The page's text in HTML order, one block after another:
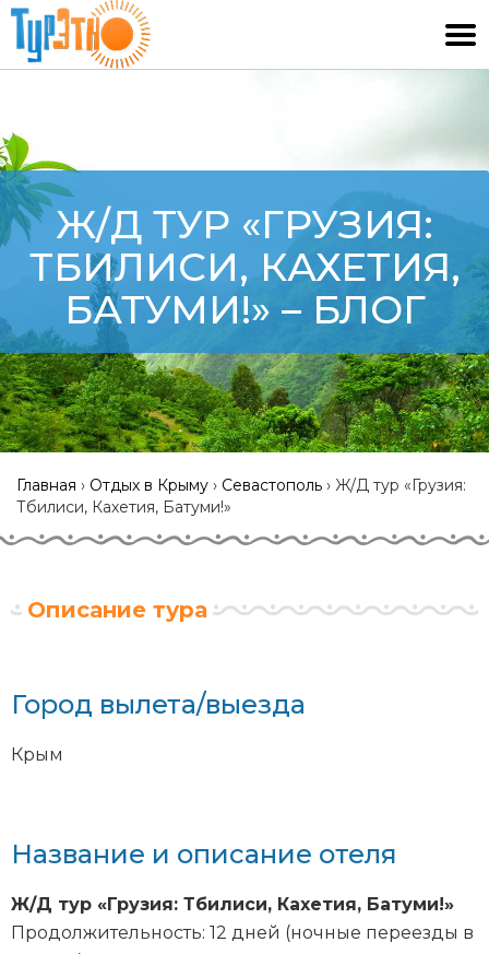
Ж/Д ТУР «ГРУЗИЯ:
ТБИЛИСИ, КАХЕТИЯ,
БАТУМИ!» – БЛОГ
Главная › Отдых в Крыму › Севастополь › Ж/Д тур «Грузия:
Тбилиси, Кахетия, Батуми!»
Описание тура
Город вылета/выезда
Крым
Название и описание отеля
Ж/Д тур «Грузия: Тбилиси, Кахетия, Батуми!»
Продолжительность: 12 дней (ночные переезды в